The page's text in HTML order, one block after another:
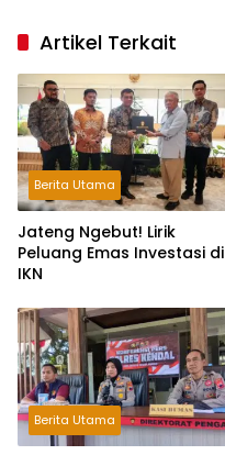
Artikel Terkait
Berita Utama
Jateng Ngebut! Lirik
Peluang Emas Investasi di
IKN
Berita Utama